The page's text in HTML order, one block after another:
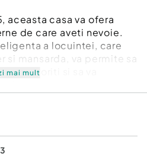
aceasta casa va ofera
de care aveti nevoie.
a locuintei, care
mansarda, va permite sa
cum doriti si sa va
materiale de cea mai
asigura confortul si
geamurile
laminat, gresia,
mai mult